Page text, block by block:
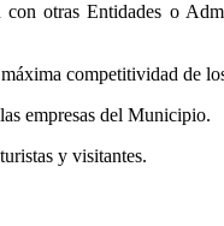
otras Entidades o
competitividad de
empresas del Municipio.
y visitantes.